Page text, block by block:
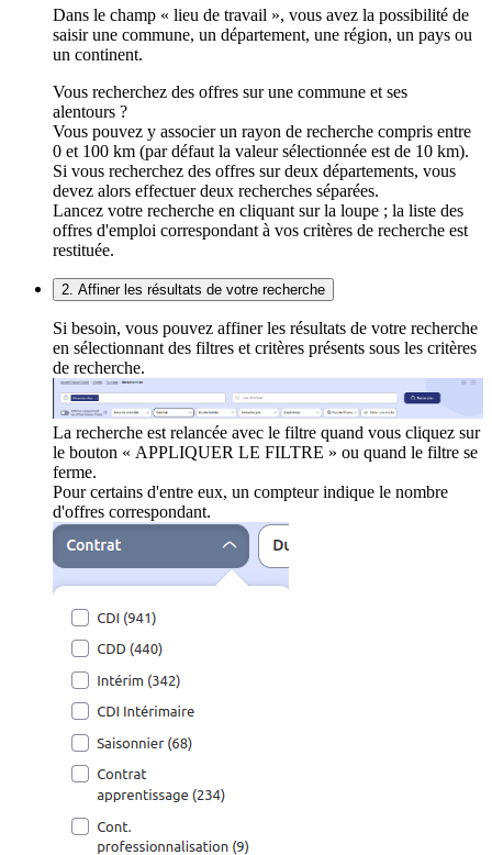
Dans le champ « lieu de travail », vous avez la possibilité de
saisir une commune, un département, une région, un pays ou
un continent.
Vous recherchez des offres sur une commune et ses
alentours ?
Vous pouvez y associer un rayon de recherche compris entre
0 et 100 km (par défaut la valeur sélectionnée est de 10 km).
Si vous recherchez des offres sur deux départements, vous
devez alors effectuer deux recherches séparées.
Lancez votre recherche en cliquant sur la loupe ; la liste des
offres d'emploi correspondant à vos critères de recherche est
restituée.
2. Affiner les résultats de votre recherche
Si besoin, vous pouvez affiner les résultats de votre recherche
en sélectionnant des filtres et critères présents sous les critères
de recherche.
La recherche est relancée avec le filtre quand vous cliquez sur
le bouton « APPLIQUER LE FILTRE » ou quand le filtre se
ferme.
Pour certains d'entre eux, un compteur indique le nombre
d'offres correspondant.